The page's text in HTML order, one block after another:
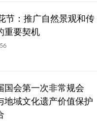
节：推广自然景观和传
重要契机
国会第一次非常规会
地域文化遗产价值保护